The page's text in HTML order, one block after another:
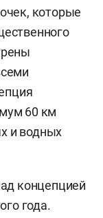
которые
60 км
и водных
концепцией
года.